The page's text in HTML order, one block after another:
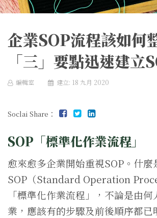
企業SOP流程該如何
「三」要點迅速建立
編輯室 建立: 18 九月 2020
Soclai Share：
SOP「標準化作業流程」
愈來愈多企業開始重視SOP。什麼
SOP（Standard Operation
「標準化作業流程」，不論是由
業，應該有的步驟及前後順序都已